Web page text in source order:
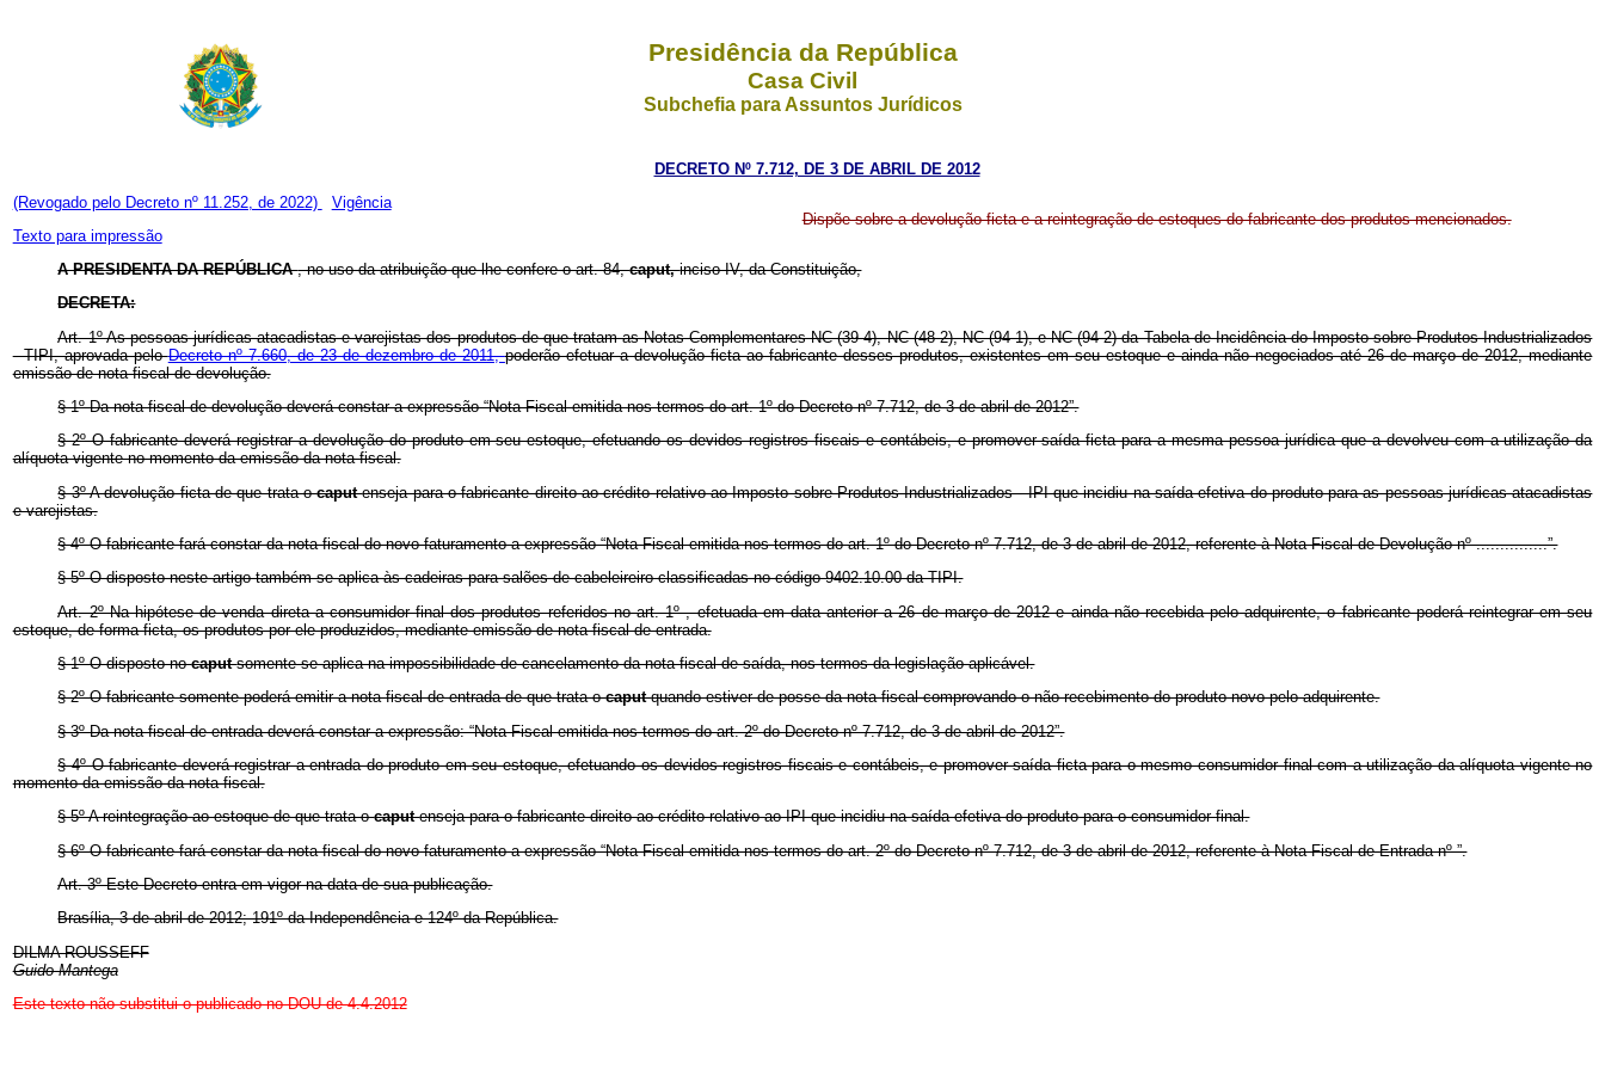
Presidência da República
Casa Civil
Subchefia para Assuntos Jurídicos
DECRETO Nº 7.712, DE 3 DE ABRIL DE 2012
(Revogado pelo Decreto nº 11.252, de 2022)
Vigência
Texto para impressão
Dispõe sobre a devolução ficta e a reintegração de estoques do fabricante dos produtos mencionados.
A PRESIDENTA DA REPÚBLICA, no uso da atribuição que lhe confere o art. 84,caput,inciso IV, da Constituição,
DECRETA:
Art. 1º As pessoas jurídicas atacadistas e varejistas dos produtos de que tratam as Notas Complementares NC (39-4), NC (48-2), NC (94-1), e NC (94-2) da Tabela de Incidência do Imposto sobre Produtos Industrializados
- TIPI, aprovada peloDecreto nº 7.660, de 23 de dezembro de 2011,poderão efetuar a devolução ficta ao fabricante desses produtos, existentes em seu estoque e ainda não negociados até 26 de março de 2012, mediante
emissão de nota fiscal de devolução.
§ 1º Da nota fiscal de devolução deverá constar a expressão “Nota Fiscal emitida nos termos do art. 1º do Decreto nº 7.712, de 3 de abril de 2012”.
§ 2º O fabricante deverá registrar a devolução do produto em seu estoque, efetuando os devidos registros fiscais e contábeis, e promover saída ficta para a mesma pessoa jurídica que a devolveu com a utilização da
alíquota vigente no momento da emissão da nota fiscal.
§ 3º A devolução ficta de que trata ocaputenseja para o fabricante direito ao crédito relativo ao Imposto sobre Produtos Industrializados - IPI que incidiu na saída efetiva do produto para as pessoas jurídicas atacadistas
e varejistas.
§ 4º O fabricante fará constar da nota fiscal do novo faturamento a expressão “Nota Fiscal emitida nos termos do art. 1º do Decreto nº 7.712, de 3 de abril de 2012, referente à Nota Fiscal de Devolução nº ...............”.
§ 5º O disposto neste artigo também se aplica às cadeiras para salões de cabeleireiro classificadas no código 9402.10.00 da TIPI.
Art. 2º Na hipótese de venda direta a consumidor final dos produtos referidos no art. 1º , efetuada em data anterior a 26 de março de 2012 e ainda não recebida pelo adquirente, o fabricante poderá reintegrar em seu
estoque, de forma ficta, os produtos por ele produzidos, mediante emissão de nota fiscal de entrada.
§ 1º O disposto nocaputsomente se aplica na impossibilidade de cancelamento da nota fiscal de saída, nos termos da legislação aplicável.
§ 2º O fabricante somente poderá emitir a nota fiscal de entrada de que trata ocaputquando estiver de posse da nota fiscal comprovando o não recebimento do produto novo pelo adquirente.
§ 3º Da nota fiscal de entrada deverá constar a expressão: “Nota Fiscal emitida nos termos do art. 2º do Decreto nº 7.712, de 3 de abril de 2012”.
§ 4º O fabricante deverá registrar a entrada do produto em seu estoque, efetuando os devidos registros fiscais e contábeis, e promover saída ficta para o mesmo consumidor final com a utilização da alíquota vigente no
momento da emissão da nota fiscal.
§ 5º A reintegração ao estoque de que trata ocaputenseja para o fabricante direito ao crédito relativo ao IPI que incidiu na saída efetiva do produto para o consumidor final.
§ 6º O fabricante fará constar da nota fiscal do novo faturamento a expressão “Nota Fiscal emitida nos termos do art. 2º do Decreto nº 7.712, de 3 de abril de 2012, referente à Nota Fiscal de Entrada nº ”.
Art. 3º Este Decreto entra em vigor na data de sua publicação.
Brasília, 3 de abril de 2012; 191º da Independência e 124º da República.
DILMA ROUSSEFF
Guido Mantega
Este texto não substitui o publicado no DOU de 4.4.2012